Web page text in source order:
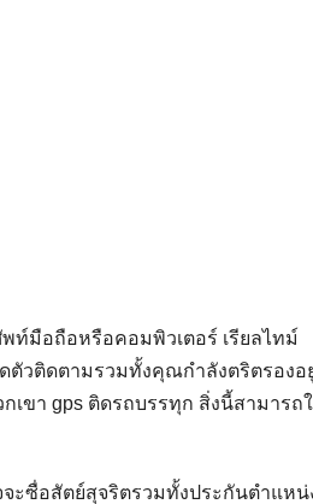
ท์มือถือหรือคอมพิวเตอร์ เรียลไทม์
ตัวติดตามรวมทั้งคุณกำลังตริตรองอ
ขา gps ติดรถบรรทุก สิ่งนี้สามารถ
ะซื่อสัตย์สุจริตรวมทั้งประกันตำแหน่